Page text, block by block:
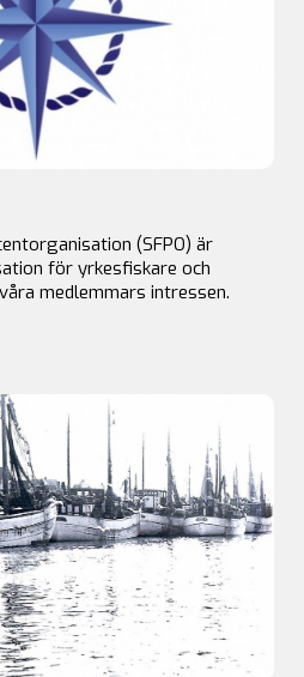
(SFPO) är
för yrkesfiskare och
medlemmars intressen.